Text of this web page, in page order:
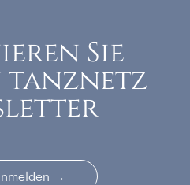
Sie
tanznetz
→